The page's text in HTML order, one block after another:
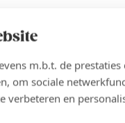
m.b.t. de
om sociale
verbeteren en
verwoestende brand
labelproductie,